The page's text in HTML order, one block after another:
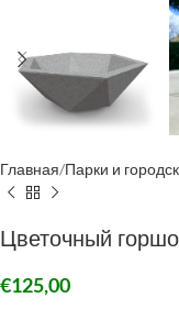
Главная Парки и
Цветочный
€125,00